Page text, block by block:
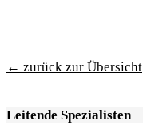
← zurück zur Übersicht
Leitende Spezialisten